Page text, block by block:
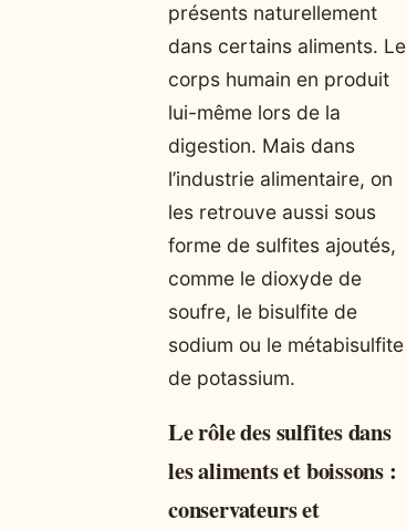
présents naturellement
dans certains aliments. Le
corps humain en produit
lui-même lors de la
digestion. Mais dans
l’industrie alimentaire, on
les retrouve aussi sous
forme de sulfites ajoutés,
comme le dioxyde de
soufre, le bisulfite de
sodium ou le métabisulfite
de potassium.
Le rôle des sulfites dans
les aliments et boissons :
conservateurs et